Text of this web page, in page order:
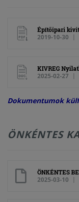
Építőipari
2019-10-30
KIVREG
2025-02-27
Dokumentumok
ÖNKÉNTES
ÖNKÉNTES
2025-03-10